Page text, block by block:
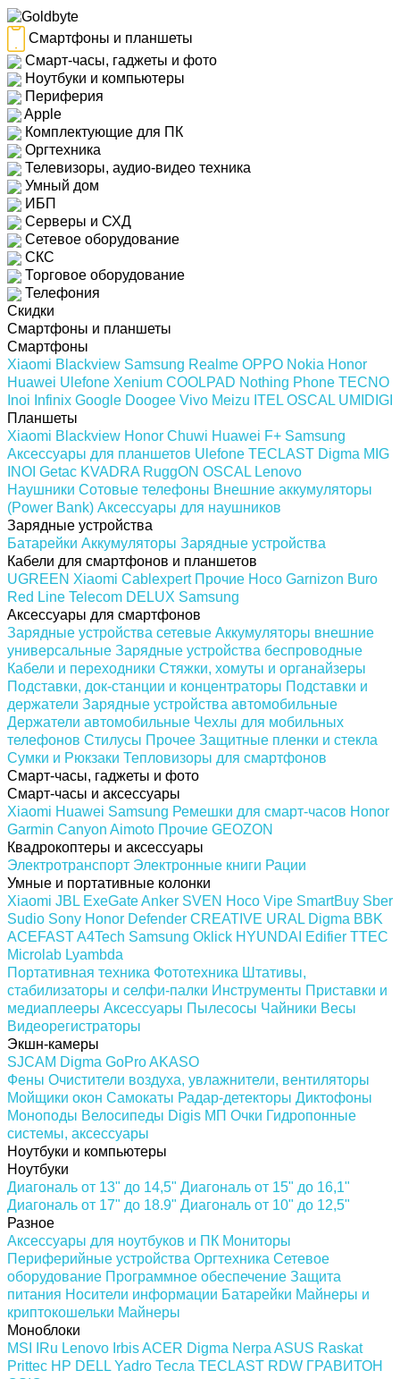
Смартфоны и планшеты
Смарт-часы, гаджеты и фото
Ноутбуки и компьютеры
Периферия
Apple
Комплектующие для ПК
Оргтехника
Телевизоры, аудио-видео техника
Умный дом
ИБП
Серверы и СХД
Сетевое оборудование
СКС
Торговое оборудование
Телефония
Скидки
Смартфоны и планшеты
Смартфоны
Xiaomi Blackview Samsung Realme OPPO Nokia Honor
Huawei Ulefone Xenium COOLPAD Nothing Phone TECNO
Inoi Infinix Google Doogee Vivo Meizu ITEL OSCAL UMIDIGI
Планшеты
Xiaomi Blackview Honor Chuwi Huawei F+ Samsung
Аксессуары для планшетов Ulefone TECLAST Digma MIG
INOI Getac KVADRA RuggON OSCAL Lenovo
Наушники Сотовые телефоны Внешние аккумуляторы
(Power Bank) Аксессуары для наушников
Зарядные устройства
Батарейки Аккумуляторы Зарядные устройства
Кабели для смартфонов и планшетов
UGREEN Xiaomi Cablexpert Прочие Hoco Garnizon Buro
Red Line Telecom DELUX Samsung
Аксессуары для смартфонов
Зарядные устройства сетевые Аккумуляторы внешние
универсальные Зарядные устройства беспроводные
Кабели и переходники Стяжки, хомуты и органайзеры
Подставки, док-станции и концентраторы Подставки и
держатели Зарядные устройства автомобильные
Держатели автомобильные Чехлы для мобильных
телефонов Стилусы Прочее Защитные пленки и стекла
Сумки и Рюкзаки Тепловизоры для смартфонов
Смарт-часы, гаджеты и фото
Смарт-часы и аксессуары
Xiaomi Huawei Samsung Ремешки для смарт-часов Honor
Garmin Canyon Aimoto Прочие GEOZON
Квадрокоптеры и аксессуары
Электротранспорт Электронные книги Рации
Умные и портативные колонки
Xiaomi JBL ExeGateAnker SVEN Hoco Vipe SmartBuy Sber
Sudio Sony Honor Defender CREATIVE URAL Digma BBK
ACEFASTA4Tech Samsung Oklick HYUNDAI Edifier TTEC
Microlab Lyambda
Портативная техника Фототехника Штативы,
стабилизаторы и селфи-палки Инструменты Приставки и
медиаплееры Аксессуары Пылесосы Чайники Весы
Видеорегистраторы
Экшн-камеры
SJCAM Digma GoProAKASO
Фены Очистители воздуха, увлажнители, вентиляторы
Мойщики окон Самокаты Радар-детекторы Диктофоны
Моноподы Велосипеды Digis МП Очки Гидропонные
системы, аксессуары
Ноутбуки и компьютеры
Ноутбуки
Диагональ от 13" до 14,5" Диагональ от 15" до 16,1"
Диагональ от 17" до 18.9" Диагональ от 10" до 12,5"
Разное
Аксессуары для ноутбуков и ПК Мониторы
Периферийные устройства Оргтехника Сетевое
оборудование Программное обеспечение Защита
питания Носители информации Батарейки Майнеры и
криптокошельки Майнеры
Моноблоки
MSI
IRu Lenovo IrbisACER Digma Nerpa ASUS Raskat
Prittec HP DELL Yadro Тесла TECLAST RDW ГРАВИТОН